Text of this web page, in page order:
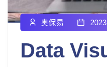
奥保易
Data